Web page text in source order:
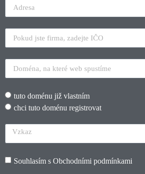
tuto doménu již vlastním
chci tuto doménu registrovat
Souhlasím s Obchodními podmínkami